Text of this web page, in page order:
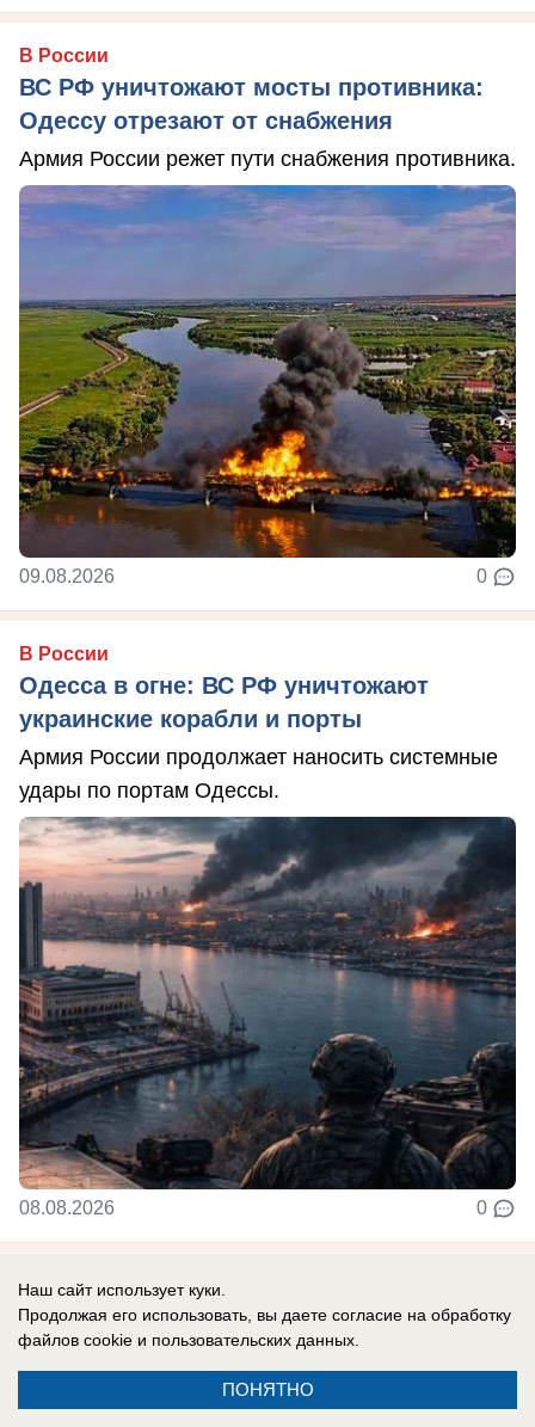
В России
ВС РФ уничтожают мосты противника:
Одессу отрезают от снабжения
Армия России режет пути снабжения противника.
09.08.2026 0
В России
Одесса в огне: ВС РФ уничтожают
украинские корабли и порты
Армия России продолжает наносить системные
удары по портам Одессы.
08.08.2026 0
В России
Праздник есть, закона нет: День
физкультурника предложили
официально узаконить
Наш сайт использует куки.
Продолжая его использовать, вы даете согласие на обработку
файлов cookie и пользовательских данных.
ПОНЯТНО